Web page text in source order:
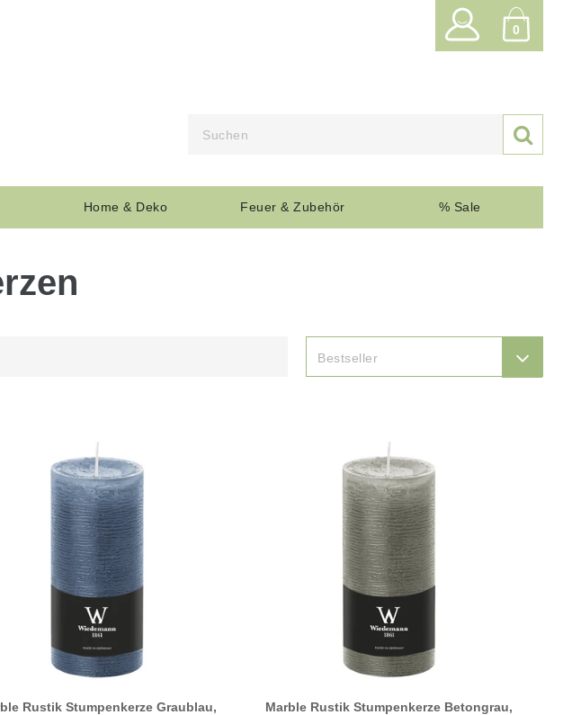

0
Home & Deko Feuer & Zubehör % Sale
Bestseller 
Rustik Stumpenkerze Graublau,
Marble Rustik Stumpenkerze Betongrau,